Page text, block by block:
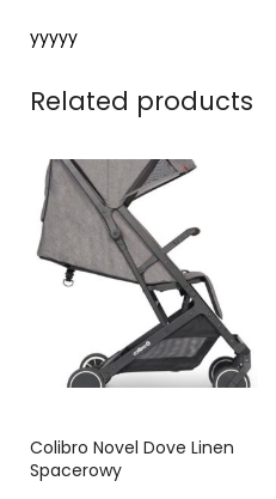
yyyyy
Related products
Colibro Novel Dove Linen
Spacerowy